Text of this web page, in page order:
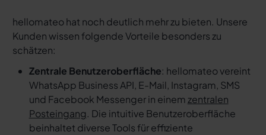
hellomateo hat noch deutlich mehr zu bieten. Unsere
Kunden wissen folgende Vorteile besonders zu
schätzen:
Zentrale Benutzeroberfläche: hellomateo vereint
WhatsApp Business API, E-Mail, Instagram, SMS
und Facebook Messenger in einem zentralen
Posteingang. Die intuitive Benutzeroberfläche
beinhaltet diverse Tools für effiziente